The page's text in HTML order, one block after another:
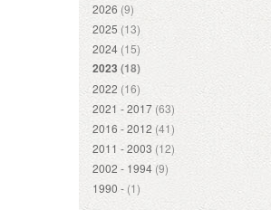
2026 (9)
2025 (13)
2024 (15)
2023 (18)
2022 (16)
2021 - 2017 (63)
2016 - 2012 (41)
2011 - 2003 (12)
2002 - 1994 (9)
1990 - (1)